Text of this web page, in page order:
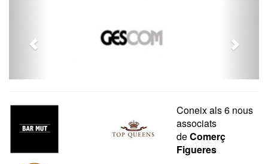
Coneix als 6 nous
associats
deComerç
Figueres